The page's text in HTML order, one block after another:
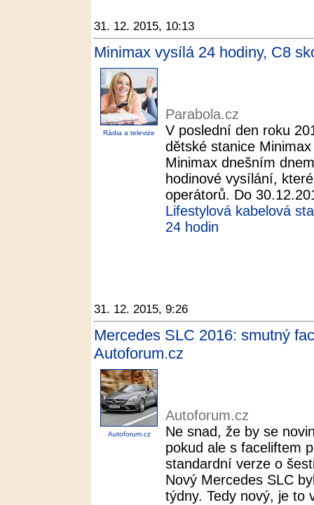
31. 12. 2015, 10:13
Minimax vysílá 24 hodiny, C8
Rádia a televize
Parabola.cz
V poslední den roku
dětské stanice
Minimax dnešním
hodinové vysílání,
operátorů. Do
Lifestylová kabelová
24 hodin
31. 12. 2015, 9:26
Mercedes SLC 2016: smutný
Autoforum.cz
Autoforum.cz
Autoforum.cz
Ne snad, že by se
pokud ale s faceliftem
standardní verze o
Nový Mercedes SLC
týdny. Tedy nový, je to